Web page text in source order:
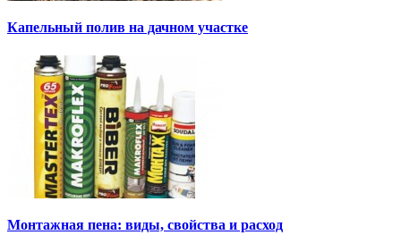
Капельный полив на дачном участке
Монтажная пена: виды, свойства и расход